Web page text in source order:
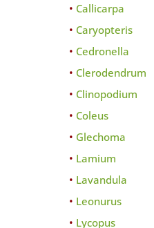
Callicarpa
Caryopteris
Cedronella
Clerodendrum
Clinopodium
Coleus
Glechoma
Lamium
Lavandula
Leonurus
Lycopus